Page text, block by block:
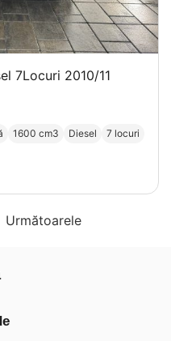
7Locuri 2010/11
1600 cm3 Diesel 7 locuri
Următoarele